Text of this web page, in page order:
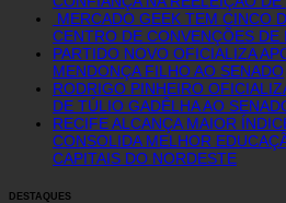
MERCADO GEEK TEM CINCO
CENTRO DE CONVENÇÕES DE
PARTIDO NOVO OFICIALIZA
MENDONÇA FILHO AO SENADO
RODRIGO PINHEIRO
DE TÚLIO GADÊLHA AO
RECIFE ALCANÇA MAIOR
CONSOLIDA MELHOR
CAPITAIS DO NORDESTE
DESTAQUES